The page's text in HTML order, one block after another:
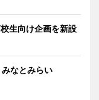
生向け企画を新設
なとみらい